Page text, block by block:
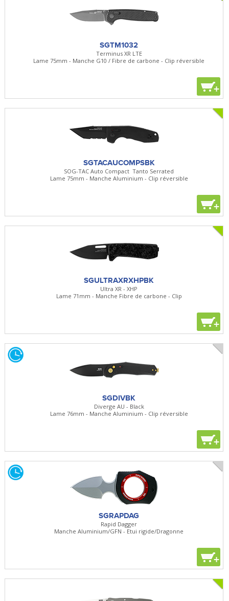
SGTM1032
Terminus XR LTE
Lame 75mm - Manche G10 / Fibre de carbone - Clip réversible
+
SGTACAUCOMPSBK
SOG-TAC Auto Compact Tanto Serrated
Lame 75mm - Manche Aluminium - Clip réversible
+
SGULTRAXRXHPBK
Ultra XR - XHP
Lame 71mm - Manche Fibre de carbone - Clip
+
SGDIVBK
Diverge AU - Black
Lame 76mm - Manche Aluminium - Clip réversible
+
SGRAPDAG
Rapid Dagger
Manche Aluminium/GFN - Etui rigide/Dragonne
+